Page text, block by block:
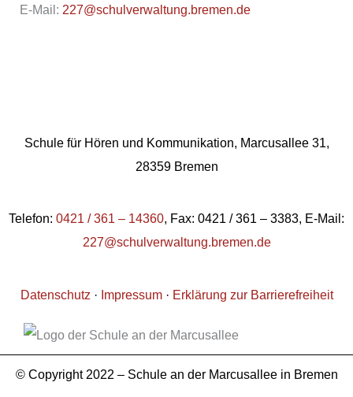
E-Mail: 227@schulverwaltung.bremen.de
Schule für Hören und Kommunikation, Marcusallee 31,
28359 Bremen
Telefon: 0421 / 361 – 14360, Fax: 0421 / 361 – 3383, E-Mail:
227@schulverwaltung.bremen.de
Datenschutz · Impressum· Erklärung zur Barrierefreiheit
© Copyright 2022 – Schule an der Marcusallee in Bremen